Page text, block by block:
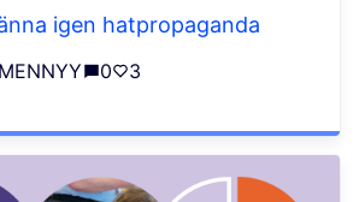
igen hatpropaganda
0 3